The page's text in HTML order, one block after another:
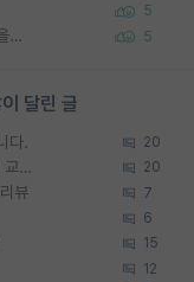
5
정보보안 연구하는 입장에선 식별가능한 사진을 올리는건 비추이긴함 5
달린 글
다. 20
SSH 박사과정을 그만두고 지방대 박사로 옮기면 교수의 꿈은 끝일까요? 20
뷰 7
6
15
12